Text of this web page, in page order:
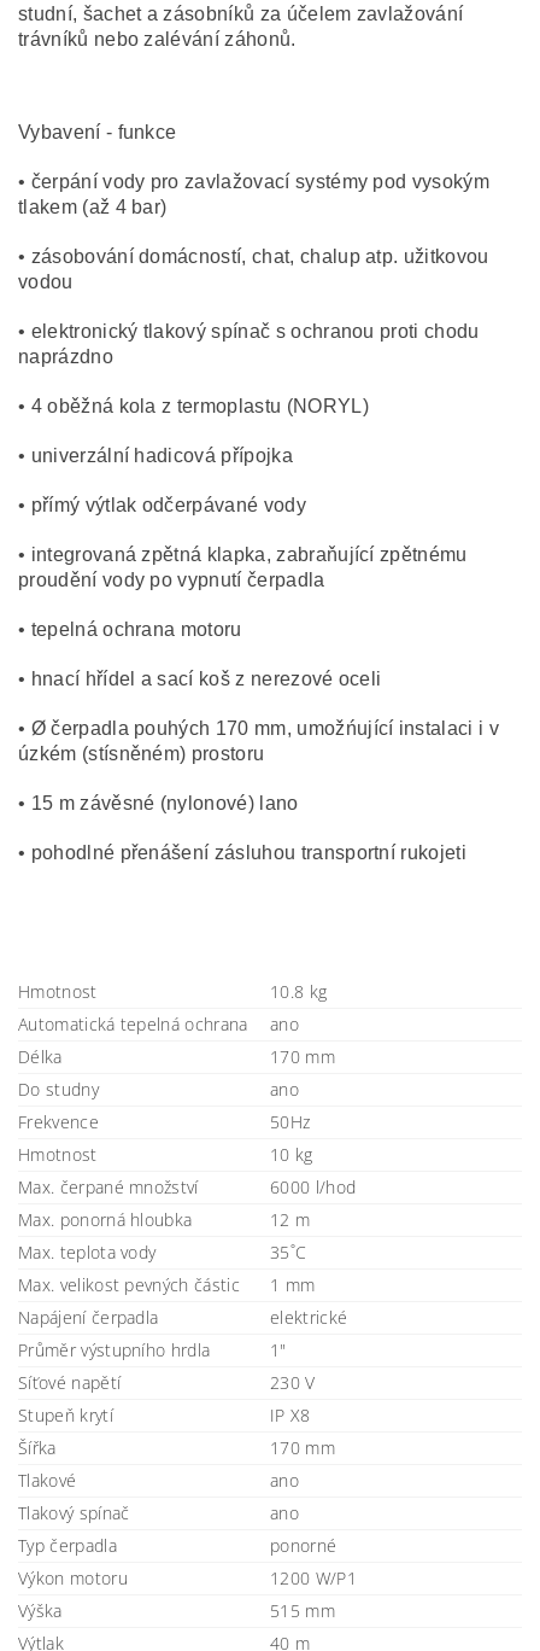
studní, šachet a zásobníků za účelem zavlažování
trávníků nebo zalévání záhonů.
Vybavení - funkce
• čerpání vody pro zavlažovací systémy pod vysokým
tlakem (až 4 bar)
• zásobování domácností, chat, chalup atp. užitkovou
vodou
• elektronický tlakový spínač s ochranou proti chodu
naprázdno
• 4 oběžná kola z termoplastu (NORYL)
• univerzální hadicová přípojka
• přímý výtlak odčerpávané vody
• integrovaná zpětná klapka, zabraňující zpětnému
proudění vody po vypnutí čerpadla
• tepelná ochrana motoru
• hnací hřídel a sací koš z nerezové oceli
• Ø čerpadla pouhých 170 mm, umožńující instalaci i v
úzkém (stísněném) prostoru
• 15 m závěsné (nylonové) lano
• pohodlné přenášení zásluhou transportní rukojeti
Hmotnost
10.8 kg
Automatická tepelná ochrana
ano
Délka
170 mm
Do studny
ano
Frekvence
50Hz
Hmotnost
10 kg
Max. čerpané množství
6000 l/hod
Max. ponorná hloubka
12 m
Max. teplota vody
35˚C
Max. velikost pevných částic
1 mm
Napájení čerpadla
elektrické
Průměr výstupního hrdla
1"
Síťové napětí
230 V
Stupeň krytí
IP X8
Šířka
170 mm
Tlakové
ano
Tlakový spínač
ano
Typ čerpadla
ponorné
Výkon motoru
1200 W/P1
Výška
515 mm
Výtlak
40 m